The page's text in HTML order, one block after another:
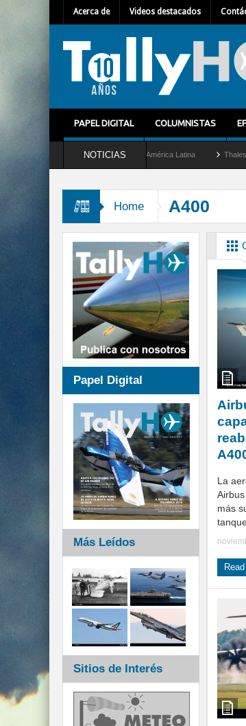
Acerca de Videos destacados
PAPEL DIGITAL COLUMNISTAS
NOTICIAS
nuevo Director General para América Latina Thales
Home A400
La
más
Papel Digital
Más Leídos
Sitios de Interés